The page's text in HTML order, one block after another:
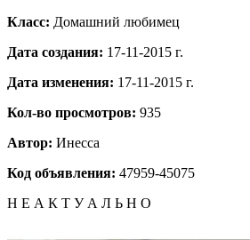
Класс: Домашний любимец
Дата создания: 17-11-2015 г.
Дата изменения: 17-11-2015 г.
Кол-во просмотров: 935
Автор: Инесса
Код объявления: 47959-45075
Н Е А К Т У А Л Ь Н О